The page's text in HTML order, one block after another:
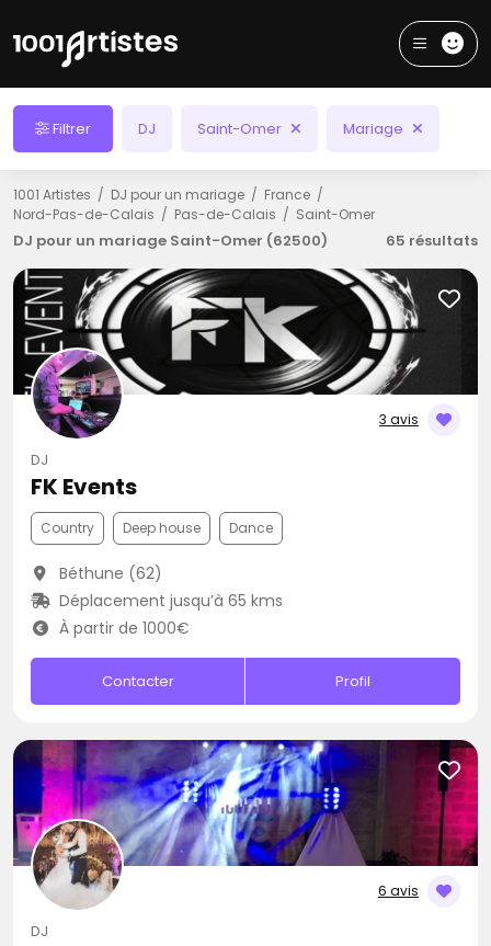
Filtrer DJ Saint-Omer Mariage
1001 Artistes DJ pour un mariage
France
Nord-Pas-de-Calais
Pas-de-Calais Saint-Omer
DJ pour un mariage Saint-Omer (62500) 65 résultats
3 avis
DJ
FK Events
Country Deep house Dance
Béthune (62)
Déplacement jusqu’à 65 kms
À partir de 1000€
Contacter Profil
6 avis
DJ